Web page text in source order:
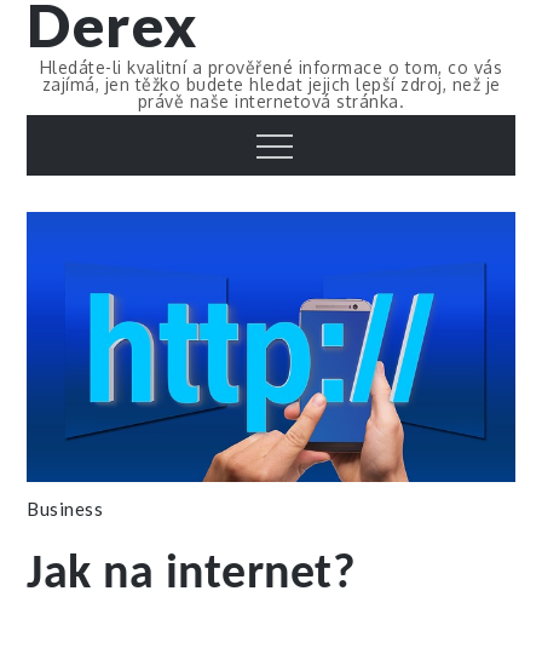
Skip
content
Derex
Hledáte-li kvalitní a prověřené informace o tom, co vás
zajímá, jen těžko budete hledat jejich lepší zdroj, než je
právě naše internetová stránka.
Menu
Business
Jak na internet?